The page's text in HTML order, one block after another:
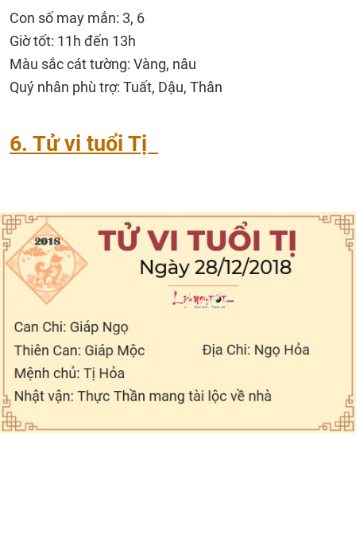
Con số may mắn: 3, 6
Giờ tốt: 11h đến 13h
Màu sắc cát tường: Vàng, nâu
Quý nhân phù trợ: Tuất, Dậu, Thân
6. Tử vi tuổi Tị